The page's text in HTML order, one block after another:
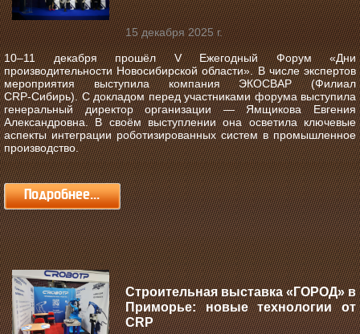
15 декабря 2025 г.
10–11 декабря прошёл V Ежегодный Форум «Дни
производительности Новосибирской области».В числе экспертов
мероприятия выступила компания ЭКОСВАР (Филиал
CRP‑Сибирь). С докладом перед участниками форума выступила
генеральный директор организации — Ямщикова Евгения
Александровна. В своём выступлении она осветила ключевые
аспекты интеграции роботизированных систем в промышленное
производство.
Подробнее...
Строительная выставка «ГОРОД» в
Приморье: новые технологии от
CRP